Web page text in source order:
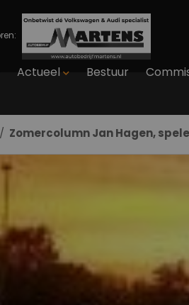
Actueel Bestuur
Zomercolumn Jan Hagen,